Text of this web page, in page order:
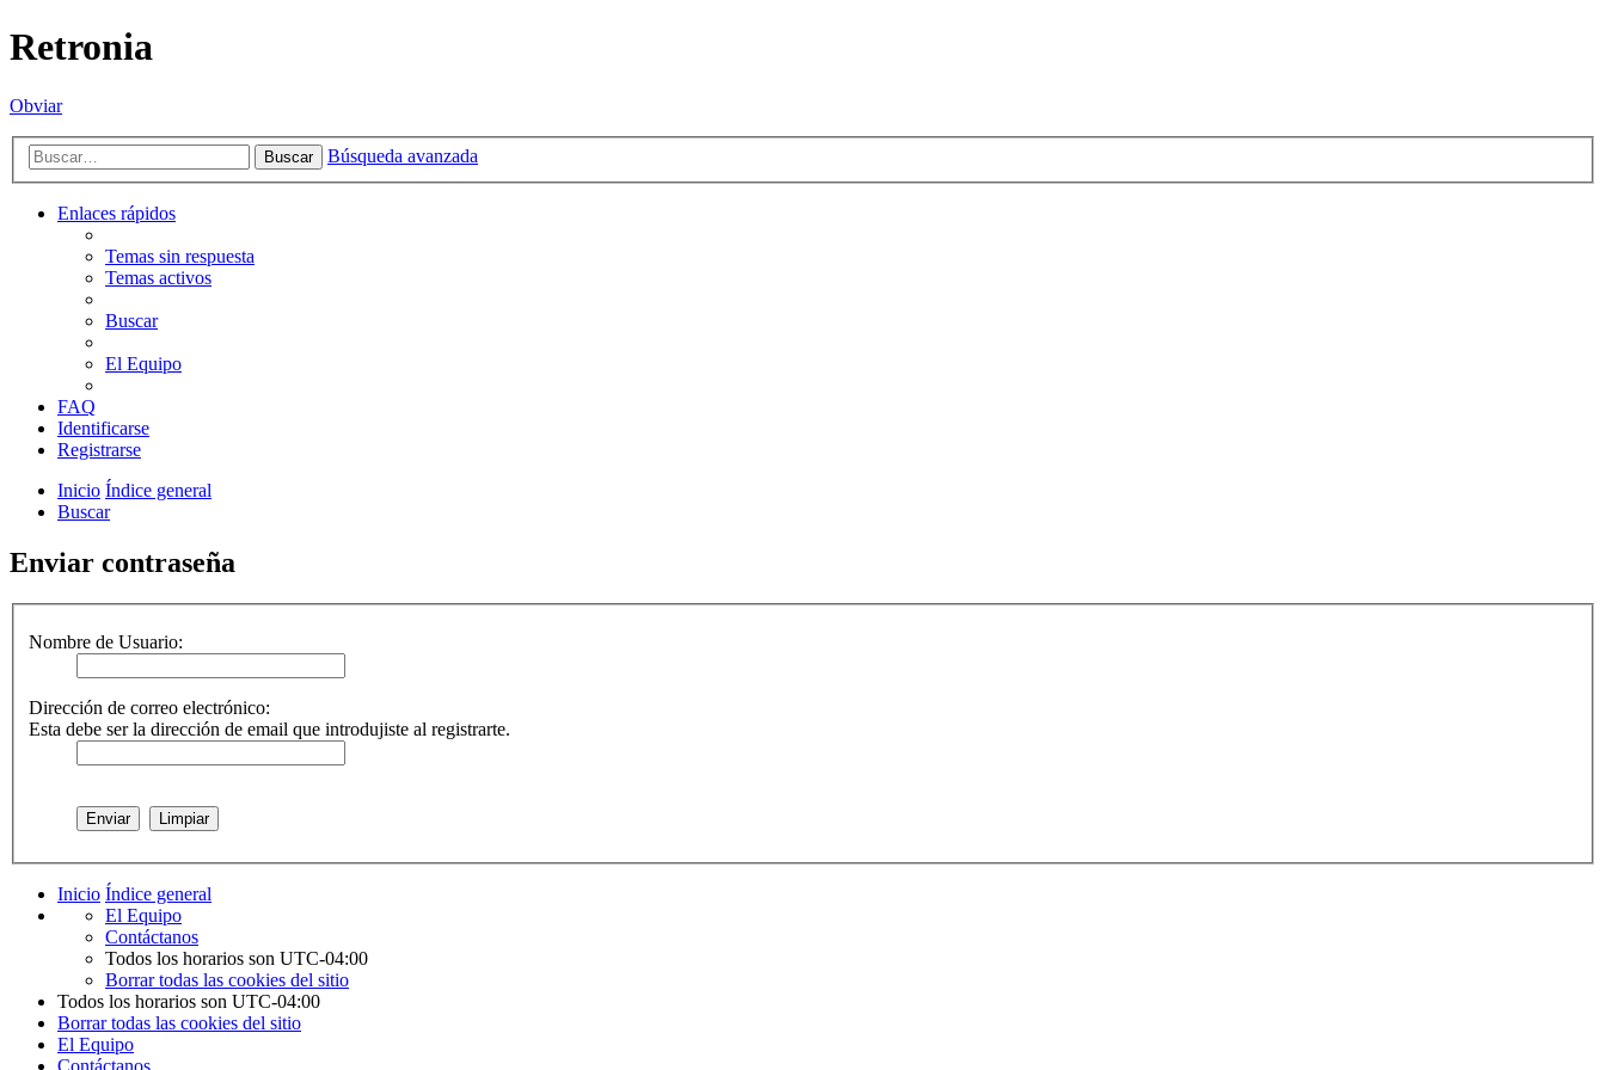
Retronia
Obviar
Buscar Búsqueda avanzada
Enlaces rápidos
Temas sin respuesta
Temas activos
Buscar
El Equipo
FAQ
Identificarse
Registrarse
Inicio Índice general
Buscar
Enviar contraseña
Nombre de Usuario:
Dirección de correo electrónico:
Esta debe ser la dirección de email que introdujiste al registrarte.
Inicio Índice general
El Equipo
Contáctanos
Todos los horarios son UTC-04:00
Borrar todas las cookies del sitio
Todos los horarios son UTC-04:00
Borrar todas las cookies del sitio
El Equipo
Contáctanos